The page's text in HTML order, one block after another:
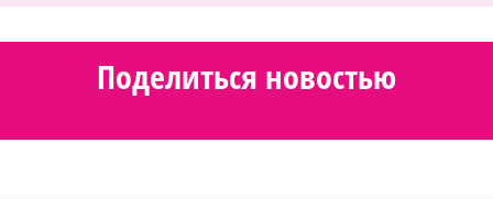
Поделиться новостью